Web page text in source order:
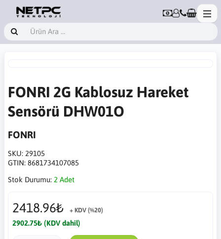
FONRI 2G Kablosuz Hareket
Sensörü DHW01O
FONRI
SKU: 29105
GTIN: 8681734107085
Stok Durumu: 2 Adet
2418.96₺ + KDV (%20)
2902.75₺ (KDV dahil)